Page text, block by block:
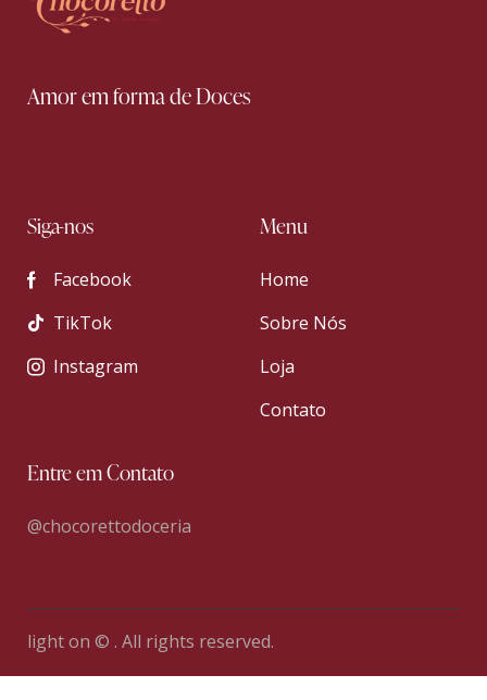
Amor em forma de Doces
Siga-nos
Facebook
TikTok
Instagram
Menu
Home
Sobre Nós
Loja
Contato
Entre em Contato
@chocorettodoceria
light on © . All rights reserved.